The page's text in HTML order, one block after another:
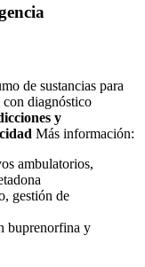
de sustancias para
con diagnóstico
y
Más información:
ambulatorios,
gestión de
buprenorfina y